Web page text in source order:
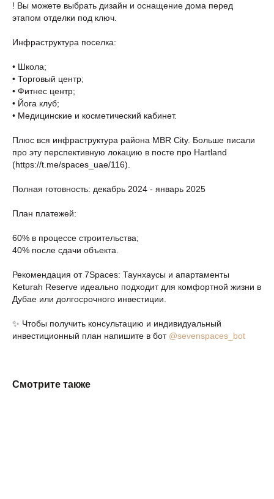
! Вы можете выбрать дизайн и оснащение дома перед
этапом отделки под ключ.
Инфраструктура поселка:
• Школа;
• Торговый центр;
• Фитнес центр;
• Йога клуб;
• Медицинские и косметический кабинет.
Плюс вся инфраструктура района MBR City. Больше писали
про эту перспективную локацию в посте про Hartland
(https://t.me/spaces_uae/116).
Полная готовность: декабрь 2024 - январь 2025
План платежей:
60% в процессе строительства;
40% после сдачи объекта.
Рекомендация от 7Spaces: Таунхаусы и апартаменты
Keturah Reserve идеально подходит для комфортной жизни в
Дубае или долгосрочного инвестиции.
✨ Чтобы получить консультацию и индивидуальный
инвестиционный план напишите в бот @sevenspaces_bot
Смотрите также